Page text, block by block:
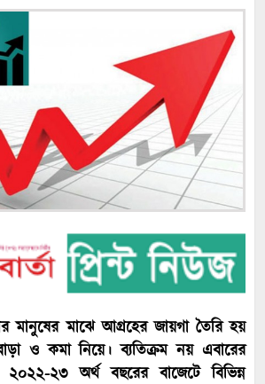
মানুষের মাঝে আগ্রহের জায়গা তৈরি হয়
ও কমা নিয়ে। ব্যতিক্রম নয় এবারের
২০২২-২৩ অর্থ বছরের বাজেটে বিভিন্ন